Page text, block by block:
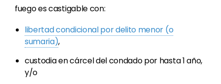
fuego es castigable con:
libertad condicional por delito menor (o
sumaria),
custodia en cárcel del condado por hasta 1 año,
y/o